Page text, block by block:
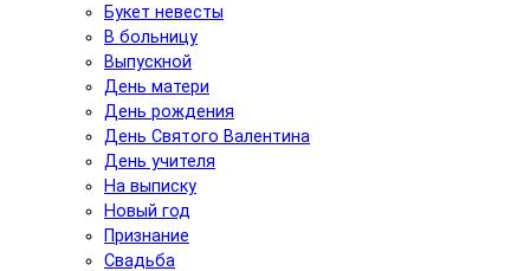
Букет невесты
В больницу
Выпускной
День матери
День рождения
День Святого Валентина
День учителя
На выписку
Новый год
Признание
Свадьба